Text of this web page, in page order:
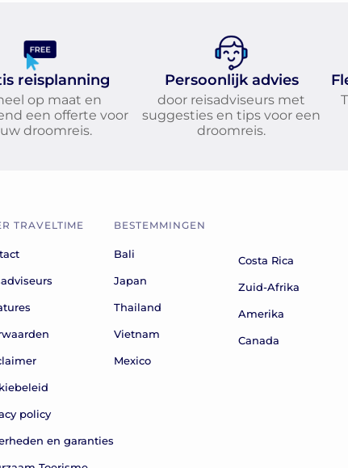
reisplanning
op maat en
een offerte voor
droomreis.
Persoonlijk advies
door reisadviseurs met
suggesties en tips voor een
droomreis.
TRAVELTIME
policy
en garanties
BESTEMMINGEN
Bali
Japan
Thailand
Vietnam
Mexico
Costa Rica
Zuid-Afrika
Amerika
Canada